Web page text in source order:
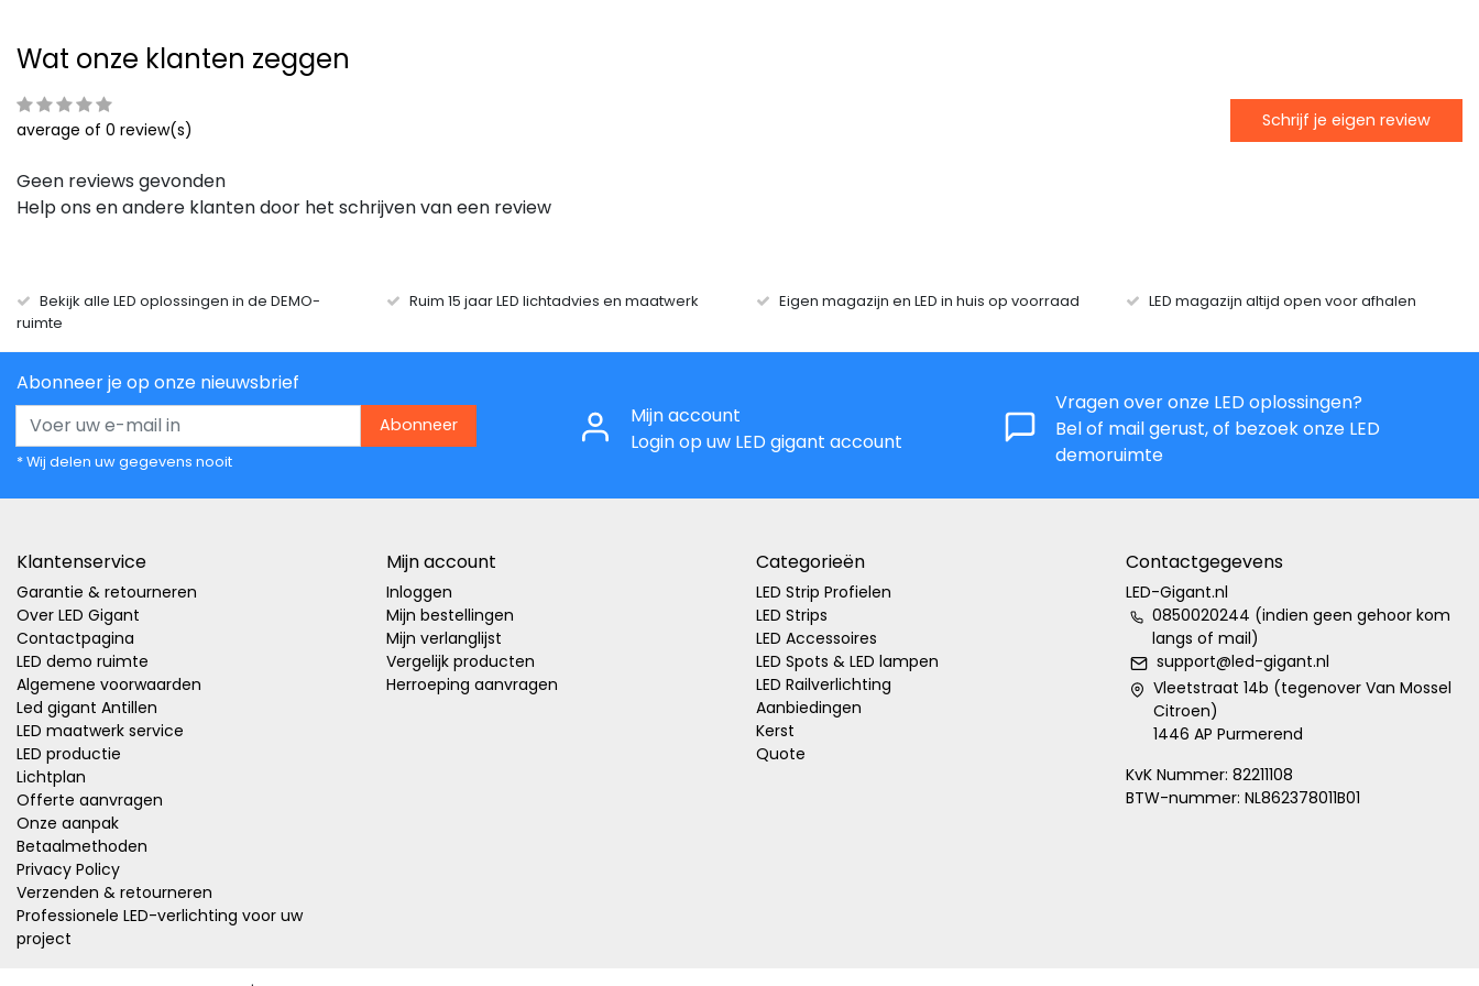
Wat onze klanten zeggen
average of 0 review(s) Schrijf je eigen review
Geen reviews gevonden
Help ons en andere klanten door het schrijven van een review
Bekijk alle LED oplossingen in de DEMO-
ruimte
Ruim 15 jaar LED lichtadvies en maatwerk Eigen magazijn en LED in huis op voorraad LED magazijn altijd open voor afhalen
Abonneer je op onze nieuwsbrief
Abonneer
* Wij delen uw gegevens nooit
Mijn account
Login op uw LED gigant account
Vragen over onze LED oplossingen?
Bel of mail gerust, of bezoek onze LED
demoruimte
Klantenservice
Garantie & retourneren
Over LED Gigant
Contactpagina
LED demo ruimte
Algemene voorwaarden
Led gigant Antillen
LED maatwerk service
LED productie
Lichtplan
Offerte aanvragen
Onze aanpak
Betaalmethoden
Privacy Policy
Verzenden & retourneren
Professionele LED-verlichting voor uw
project
Mijn account
Inloggen
Mijn bestellingen
Mijn verlanglijst
Vergelijk producten
Herroeping aanvragen
Categorieën
LED Strip Profielen
LED Strips
LED Accessoires
LED Spots & LED lampen
LED Railverlichting
Aanbiedingen
Kerst
Quote
Contactgegevens
LED-Gigant.nl
0850020244 (indien geen gehoor kom
langs of mail)
support@led-gigant.nl
Vleetstraat 14b (tegenover Van Mossel
Citroen)
1446 AP Purmerend
KvK Nummer: 82211108
BTW-nummer: NL862378011B01